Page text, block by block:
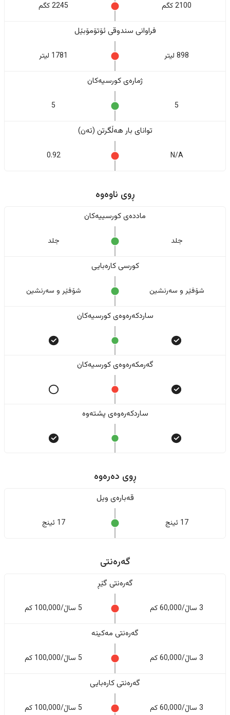
2100 کگم 2245 کگم
فراوانی سندوقی ئۆتۆمۆبێل
898 لیتر 1781 لیتر
ژمارەی کورسیەکان
5
5
تواناى بار هەڵگرتن (تەن)
N/A
0.92
ڕوی ناوەوە
ماددەی کورسییەکان
جلد جلد
کورسی کارەبایی
شۆفێر و سەرنشین شۆفێر و سەرنشین
ساردکەرەوەی کورسیەکان
گەرمکەرەوەی کورسیەکان
ساردکەرەوەی پشتەوە
ڕوی دەرەوە
قەبارەی ویل
17 ئینج 17 ئینج
گەرەنتی
گەرەنتی گێڕ
3 ساڵ/60,000 کم 5 ساڵ/100,000 کم
گەرەنتی مەکینە
3 ساڵ/60,000 کم 5 ساڵ/100,000 کم
گەرەنتی کارەبایی
3 ساڵ/60,000 کم 5 ساڵ/100,000 کم